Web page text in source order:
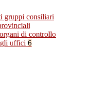
gruppi consiliari
di controllo
uffici 6